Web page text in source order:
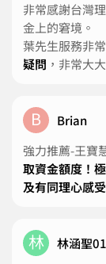
非常感謝台灣
金上的窘境。
葉先生服務非
疑問 ，非常大
B
Brian
強力推薦-王寶
取資金額度！
及有同理心感受
林
林涵聖